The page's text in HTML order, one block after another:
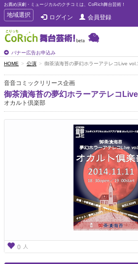
お薦め演劇・ミュージカルのクチコミは、CoRich舞台芸術！
T
o
g
g
e
n
a
v
i
g
a
地域選択 ログイン 会員登録
バナー広告お申込み
HOME 公演 御茶漬海苔の夢幻ホラーアテレコLive
音音コミックリリース企画
御茶漬海苔の夢幻ホラーアテレコ
オカルト倶楽部
0 人